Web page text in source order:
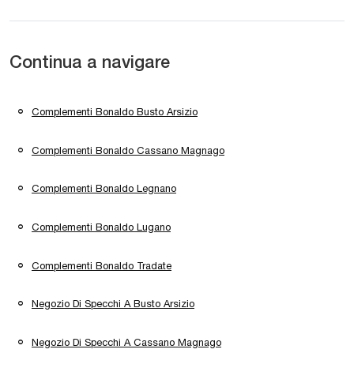
Continua a navigare
Complementi Bonaldo Busto Arsizio
Complementi Bonaldo Cassano Magnago
Complementi Bonaldo Legnano
Complementi Bonaldo Lugano
Complementi Bonaldo Tradate
Negozio Di Specchi A Busto Arsizio
Negozio Di Specchi A Cassano Magnago